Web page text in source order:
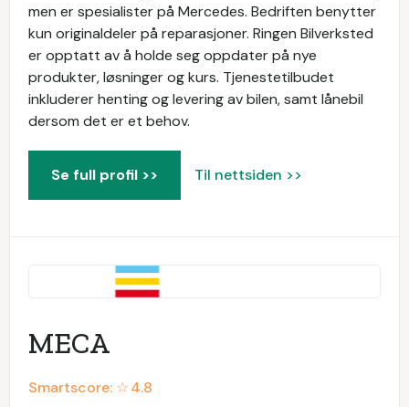
men er spesialister på Mercedes. Bedriften benytter
kun originaldeler på reparasjoner. Ringen Bilverksted
er opptatt av å holde seg oppdater på nye
produkter, løsninger og kurs. Tjenestetilbudet
inkluderer henting og levering av bilen, samt lånebil
dersom det er et behov.
Se full profil >> Til nettsiden >>
MECA
Smartscore: ☆4.8